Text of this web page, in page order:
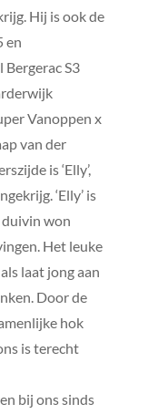
Hij is ook de
en
S3
Vanoppen x
van der
is ‘Elly’,
‘Elly’ is
duivin won
Het leuke
laat jong aan
Door de
hok
is terecht
bij ons sinds